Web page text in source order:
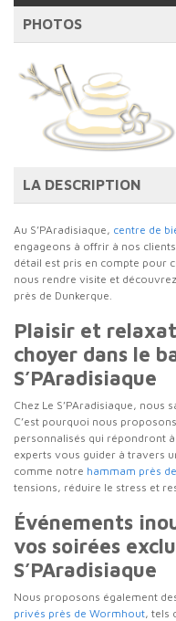
PHOTOS
LA DESCRIPTION
Au S’PAradisiaque, centre de
engageons à offrir à nos
détail est pris en compte pour
nous rendre visite et
près de Dunkerque.
Plaisir et
choyer dans le
S’PAradisiaque
Chez Le S’PAradisiaque,
C’est pourquoi nous
personnalisés qui répondront
experts vous guider à travers
comme notre hammam près
tensions, réduire le stress et
Événements
vos soirées
S’PAradisiaque
Nous proposons également
privés près de Wormhout, tels